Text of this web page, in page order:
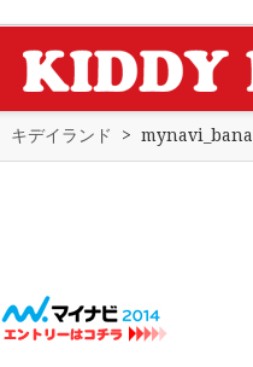
キデイランド > mynavi_bana